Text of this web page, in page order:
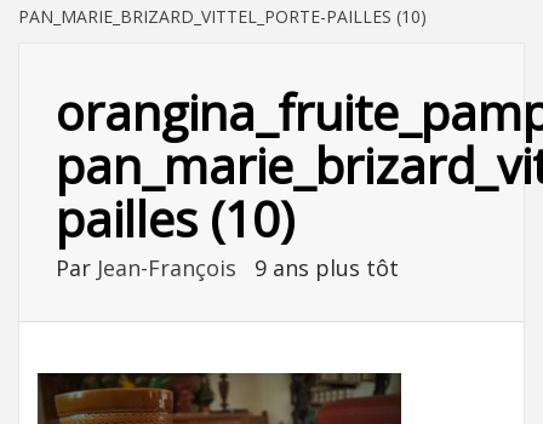
PAN_MARIE_BRIZARD_VITTEL_PORTE-PAILLES (10)
pailles (10)
Par Jean-François 9 ans plus tôt